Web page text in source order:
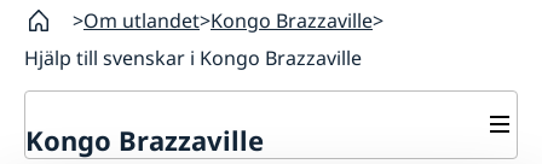
Om utlandet Kongo Brazzaville
Hjälp till svenskar i Kongo Brazzaville
Kongo Brazzaville